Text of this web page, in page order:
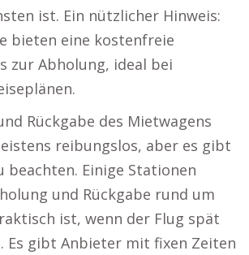
ist. Ein nützlicher Hinweis:
bieten eine kostenfreie
zur Abholung, ideal bei
Rückgabe des Mietwagens
reibungslos, aber es gibt
beachten. Einige Stationen
und Rückgabe rund um
ist, wenn der Flug spät
Es gibt Anbieter mit fixen Zeiten